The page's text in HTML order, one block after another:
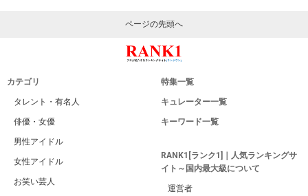
ページの先頭へ
カテゴリ
タレント・有名人
俳優・女優
男性アイドル
女性アイドル
お笑い芸人
特集一覧
キュレーター一覧
キーワード一覧
RANK1[ランク1]｜人気ランキングサ
イト～国内最大級について
運営者